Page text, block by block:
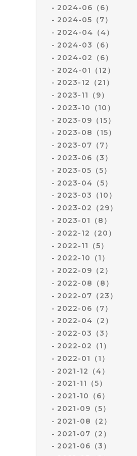
2024-06（6）
2024-05（7）
2024-04（4）
2024-03（6）
2024-02（6）
2024-01（12）
2023-12（21）
2023-11（9）
2023-10（10）
2023-09（15）
2023-08（15）
2023-07（7）
2023-06（3）
2023-05（5）
2023-04（5）
2023-03（10）
2023-02（29）
2023-01（8）
2022-12（20）
2022-11（5）
2022-10（1）
2022-09（2）
2022-08（8）
2022-07（23）
2022-06（7）
2022-04（2）
2022-03（3）
2022-02（1）
2022-01（1）
2021-12（4）
2021-11（5）
2021-10（6）
2021-09（5）
2021-08（2）
2021-07（2）
2021-06（3）